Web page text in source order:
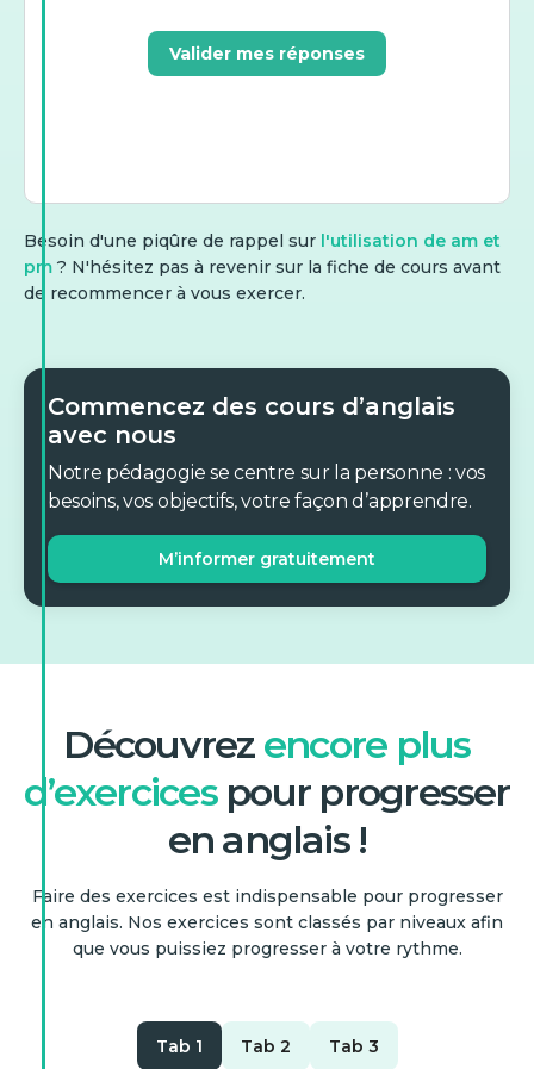
Valider mes réponses
Besoin d'une piqûre de rappel sur l'utilisation de am et
pm ? N'hésitez pas à revenir sur la fiche de cours avant
de recommencer à vous exercer.
Commencez des cours d’anglais
avec nous
Notre pédagogie se centre sur la personne : vos
besoins, vos objectifs, votre façon d’apprendre.
M’informer gratuitement
Découvrez encore plus
d’exercicespour progresser
en anglais !
Faire des exercices est indispensable pour progresser
en anglais. Nos exercices sont classés par niveaux afin
que vous puissiez progresser à votre rythme.
Tab 1 Tab 2 Tab 3